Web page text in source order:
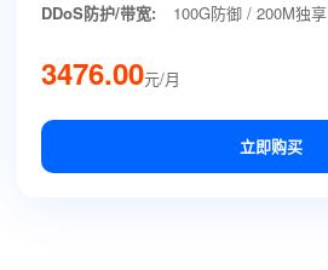
DDoS防护/带宽:
100G防御 / 200M独享
3476.00元/月
立即购买